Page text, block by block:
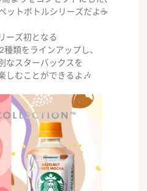
ットボトルシリーズだよ☕️
ーズ初となる
類をラインアップし、
なスターバックスを
しむことができるよ🎶